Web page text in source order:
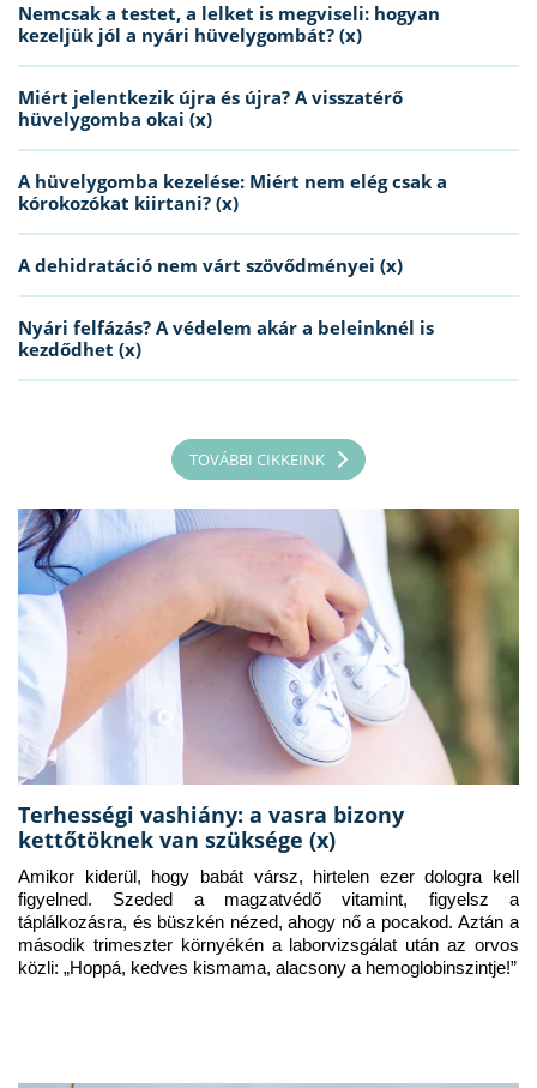
Nemcsak a testet, a lelket is megviseli: hogyan
kezeljük jól a nyári hüvelygombát? (x)
Miért jelentkezik újra és újra? A visszatérő
hüvelygomba okai (x)
A hüvelygomba kezelése: Miért nem elég csak a
kórokozókat kiirtani? (x)
A dehidratáció nem várt szövődményei (x)
Nyári felfázás? A védelem akár a beleinknél is
kezdődhet (x)
TOVÁBBI CIKKEINK
Terhességi vashiány: a vasra bizony
kettőtöknek van szüksége (x)
Amikor kiderül, hogy babát vársz, hirtelen ezer dologra kell
figyelned. Szeded a magzatvédő vitamint, figyelsz a
táplálkozásra, és büszkén nézed, ahogy nő a pocakod. Aztán a
második trimeszter környékén a laborvizsgálat után az orvos
közli: „Hoppá, kedves kismama, alacsony a hemoglobinszintje!”